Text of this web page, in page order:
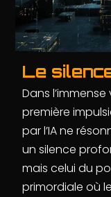
Le
Dans
première
par l’IA ne
un silence
mais celui du
primordiale où